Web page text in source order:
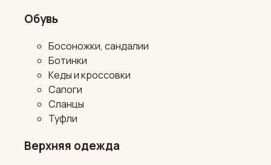
Обувь
Босоножки, сандалии
Ботинки
Кеды и кроссовки
Сапоги
Сланцы
Туфли
Верхняя одежда